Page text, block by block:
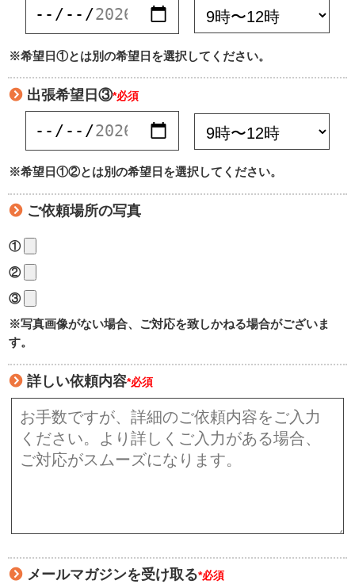
※希望日①とは別の希望日を選択してください。
出張希望日③*必須
※希望日①②とは別の希望日を選択してください。
ご依頼場所の写真
①
②
③
※写真画像がない場合、ご対応を致しかねる場合がございま
す。
詳しい依頼内容*必須
メールマガジンを受け取る*必須